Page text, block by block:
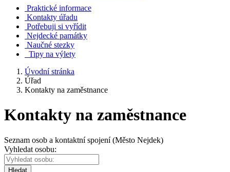
Praktické informace
Kontakty úřadu
Potřebuji si vyřídit
Nejdecké památky
Naučné stezky
Tipy na výlety
Úvodní stránka
Úřad
Kontakty na zaměstnance
Kontakty na zaměstnance
Seznam osob a kontaktní spojení (Město Nejdek)
Vyhledat osobu:
Hledat